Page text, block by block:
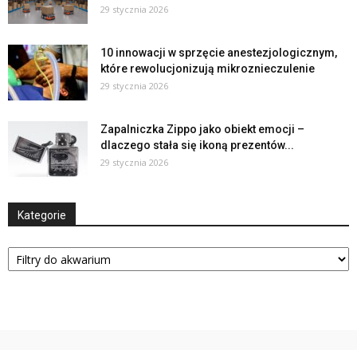
29 stycznia 2026
10 innowacji w sprzęcie anestezjologicznym,
które rewolucjonizują mikroznieczulenie
29 stycznia 2026
Zapalniczka Zippo jako obiekt emocji –
dlaczego stała się ikoną prezentów...
29 stycznia 2026
Kategorie
Kategorie